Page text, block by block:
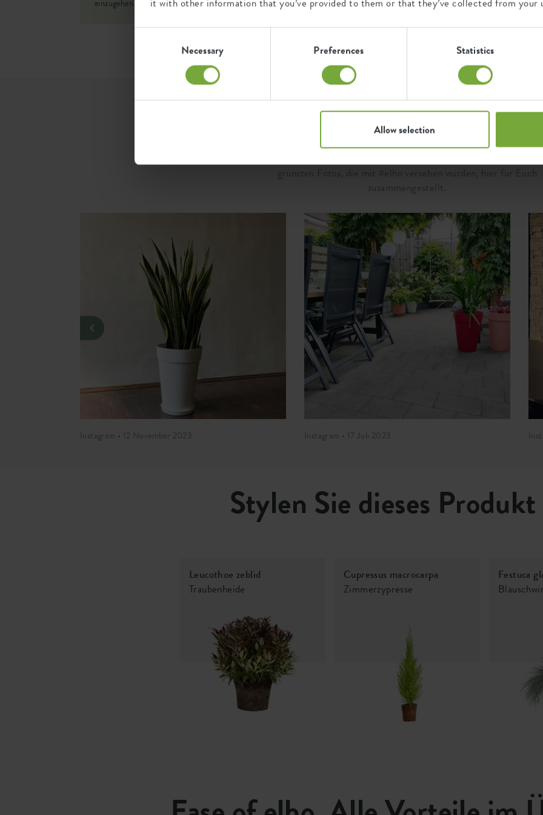
Necessary Preferences Statistics
Allow selection
SKU
9244533970800
einzugehen.
Lass Dich
zusammengestellt.
Instagram • 12 November 2023 Instagram • 17 Juli 2023
Stylen Sie dieses
Leucothoe zeblid
Traubenheide
Cupressus macrocarpa
Zimmerzypresse
Festuca